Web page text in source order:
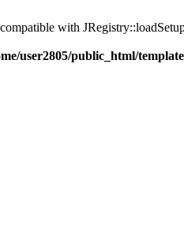
with
user2805/public_html/